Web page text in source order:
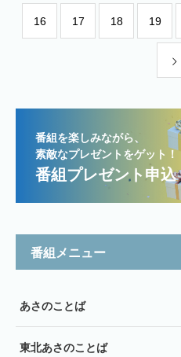
16 17 18 19
番組を楽しみながら、
素敵なプレゼントをゲット！
番組プレゼント申込
番組メニュー
あさのことば
東北あさのことば